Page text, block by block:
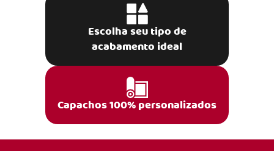
Escolha seu tipo de
acabamento ideal
Capachos 100% personalizados